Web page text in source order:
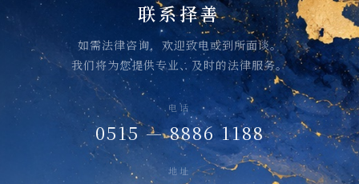
联系择善
如需法律咨询，欢迎致电或到所面谈。
我们将为您提供专业、及时的法律服务。
电话
0515 — 8886 1188
地址